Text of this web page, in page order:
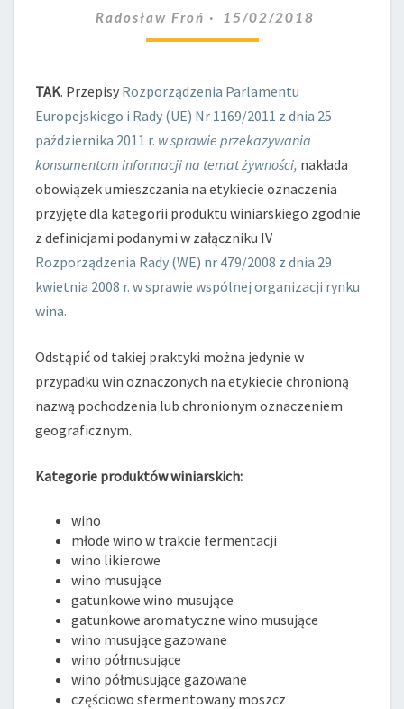
OKREŚLIĆ
KATEGORIĘ
Radosław Froń 15/02/2018
TAK. Przepisy Rozporządzenia Parlamentu
Europejskiego i Rady (UE) Nr 1169/2011 z dnia 25
października 2011 r. w sprawie przekazywania
konsumentom informacji na temat żywności, nakłada
obowiązek umieszczania na etykiecie oznaczenia
przyjęte dla kategorii produktu winiarskiego zgodnie
z definicjami podanymi w załączniku IV
Rozporządzenia Rady (WE) nr 479/2008 z dnia 29
kwietnia 2008 r. w sprawie wspólnej organizacji rynku
wina.
Odstąpić od takiej praktyki można jedynie w
przypadku win oznaczonych na etykiecie chronioną
nazwą pochodzenia lub chronionym oznaczeniem
geograficznym.
Kategorie produktów winiarskich:
wino
młode wino w trakcie fermentacji
wino likierowe
wino musujące
gatunkowe wino musujące
gatunkowe aromatyczne wino musujące
wino musujące gazowane
wino półmusujące
wino półmusujące gazowane
częściowo sfermentowany moszcz